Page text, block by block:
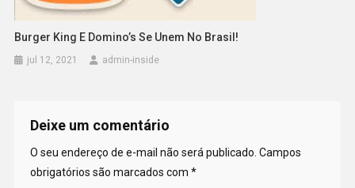
Burger King E Domino’s Se Unem No Brasil!
jul 12, 2021 admin-inside
Deixe um comentário
O seu endereço de e-mail não será publicado. Campos
obrigatórios são marcados com *